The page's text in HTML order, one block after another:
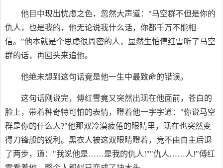
他目中现出忧虑之色，忽然大声道："马空群不但是你的
仇人，也是我的，他无论说我什么话，你都千万不能相
信。"他本就是个思虑很周密的人，显然生怕傅红雪听了马空
群的话，再回头来追他。
他绝未想到这句话竟是他一生中最致命的错误。
这句话刚说完，傅红雪竟又突然出现在他面前，苍白的
脸上，带着种奇特可怕的表情，瞪着他一字字道："你说马空
群是你的什么人?"他那双冷漠疲倦的眼睛里，现在也突然变
得刀锋般的锐利。黑衣人被这双眼睛瞪着，竞不由自主后退
了两步，道："我说他是……是我的仇人!""仇人……人!"傅红